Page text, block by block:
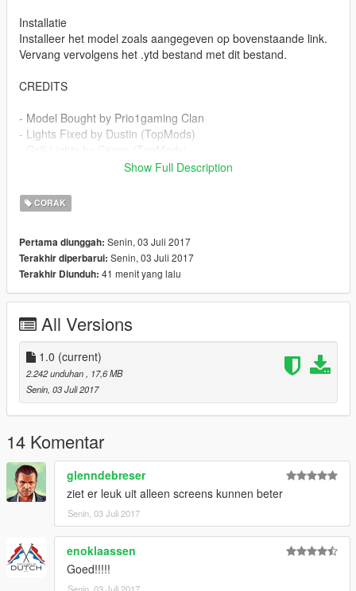
Installatie
Installeer het model zoals aangegeven op bovenstaande link.
Vervang vervolgens het .ytd bestand met dit bestand.
CREDITS
- Model Bought by Prio1gaming Clan
- Lights Fixed by Dustin (TopMods)
- Mapped by Dustin (TopMods)
- Unmarked Police Version by Kompetenzz (TopMods)
- Numberplates - Milanossi
- Dutch Honac - Milanossi
Iemand suggestie's voor updates of en nieuw project?
Show Full Description
CORAK
Pertama diunggah: Senin, 03 Juli 2017
Terakhir diperbarui: Senin, 03 Juli 2017
Terakhir Diunduh: 41 menit yang lalu
All Versions
1.0 (current)
2.242 unduhan, 17,6 MB
Senin, 03 Juli 2017
14 Komentar
glenndebreser
ziet er leuk uit alleen screens kunnen beter
Senin, 03 Juli 2017
enoklaassen
Goed!!!!!